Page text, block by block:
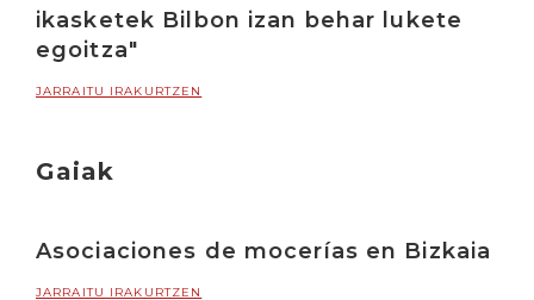
ikasketek Bilbon izan behar lukete
egoitza"
JARRAITU IRAKURTZEN
Gaiak
Asociaciones de mocerías en Bizkaia
JARRAITU IRAKURTZEN